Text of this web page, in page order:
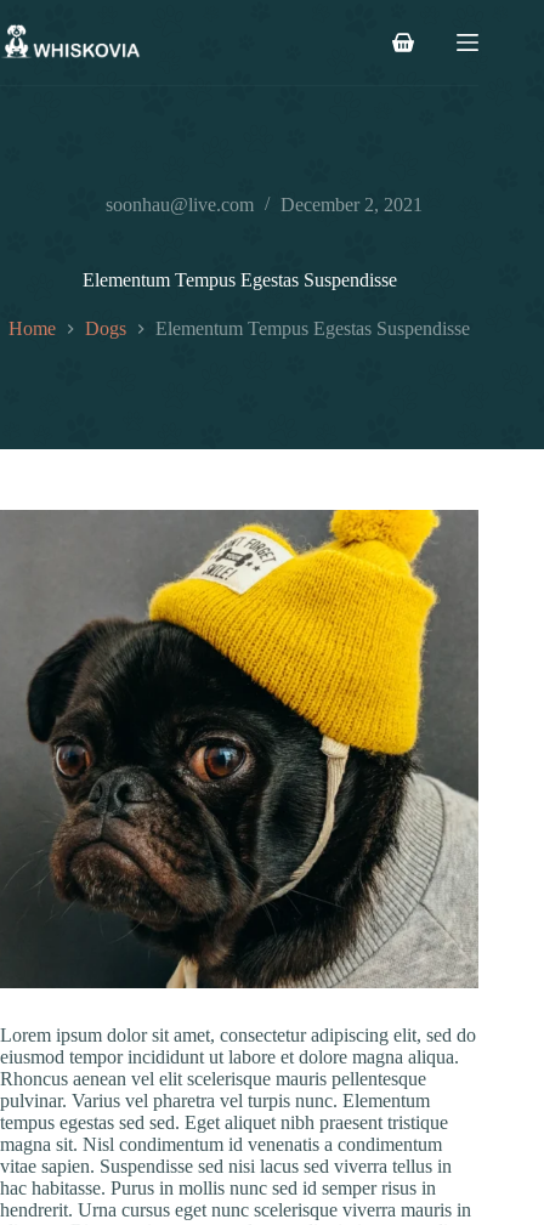
to
content
Shopping
soonhau@live.com December 2, 2021
Elementum Tempus Egestas Suspendisse
Home Dogs Elementum Tempus Egestas Suspendisse
Lorem ipsum dolor sit amet, consectetur adipiscing elit, sed do
eiusmod tempor incididunt ut labore et dolore magna aliqua.
Rhoncus aenean vel elit scelerisque mauris pellentesque
pulvinar. Varius vel pharetra vel turpis nunc. Elementum
tempus egestas sed sed. Eget aliquet nibh praesent tristique
magna sit. Nisl condimentum id venenatis a condimentum
vitae sapien. Suspendisse sed nisi lacus sed viverra tellus in
hac habitasse. Purus in mollis nunc sed id semper risus in
hendrerit. Urna cursus eget nunc scelerisque viverra mauris in